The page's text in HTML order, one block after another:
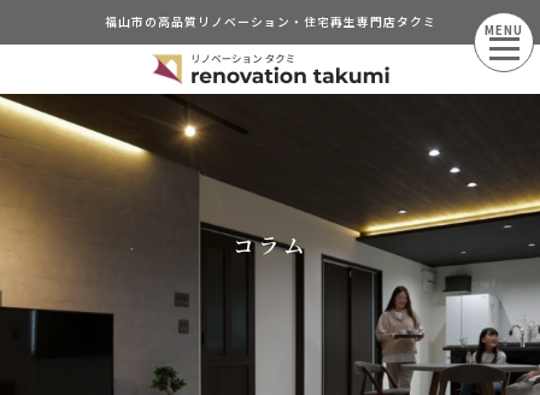
福山市の高品質リノベーション・住宅再生専門店タクミ MENU
コラム